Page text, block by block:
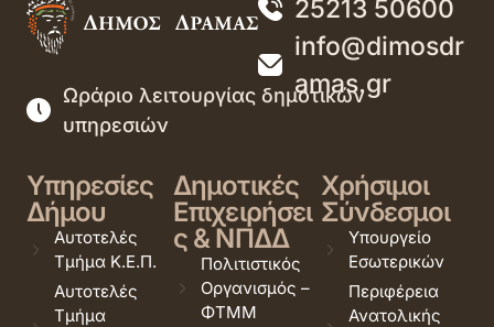
25213 50600
info@dimosdr
amas.gr
Ωράριο λειτουργίας δημοτικών
υπηρεσιών
Υπηρεσίες
Δήμου
Αυτοτελές
Τμήμα Κ.Ε.Π.
Αυτοτελές
Τμήμα
Δημοτικές
Επιχειρήσει
ς & ΝΠΔΔ
Πολιτιστικός
Οργανισμός –
ΦΤΜΜ
Χρήσιμοι
Σύνδεσμοι
Υπουργείο
Εσωτερικών
Περιφέρεια
Ανατολικής